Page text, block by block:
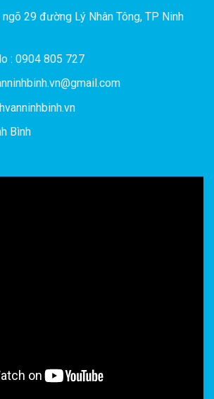
29 đường Lý Nhân Tông, TP Ninh
: 0904 805 727
Bình